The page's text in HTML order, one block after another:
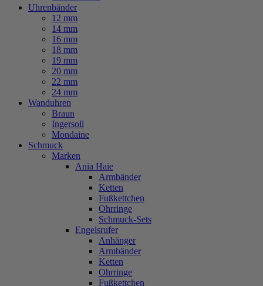
Uhrenbänder
12 mm
14 mm
16 mm
18 mm
19 mm
20 mm
22 mm
24 mm
Wanduhren
Braun
Ingersoll
Mondaine
Schmuck
Marken
Ania Haie
Armbänder
Ketten
Fußkettchen
Ohrringe
Schmuck-Sets
Engelsrufer
Anhänger
Armbänder
Ketten
Ohrringe
Fußkettchen